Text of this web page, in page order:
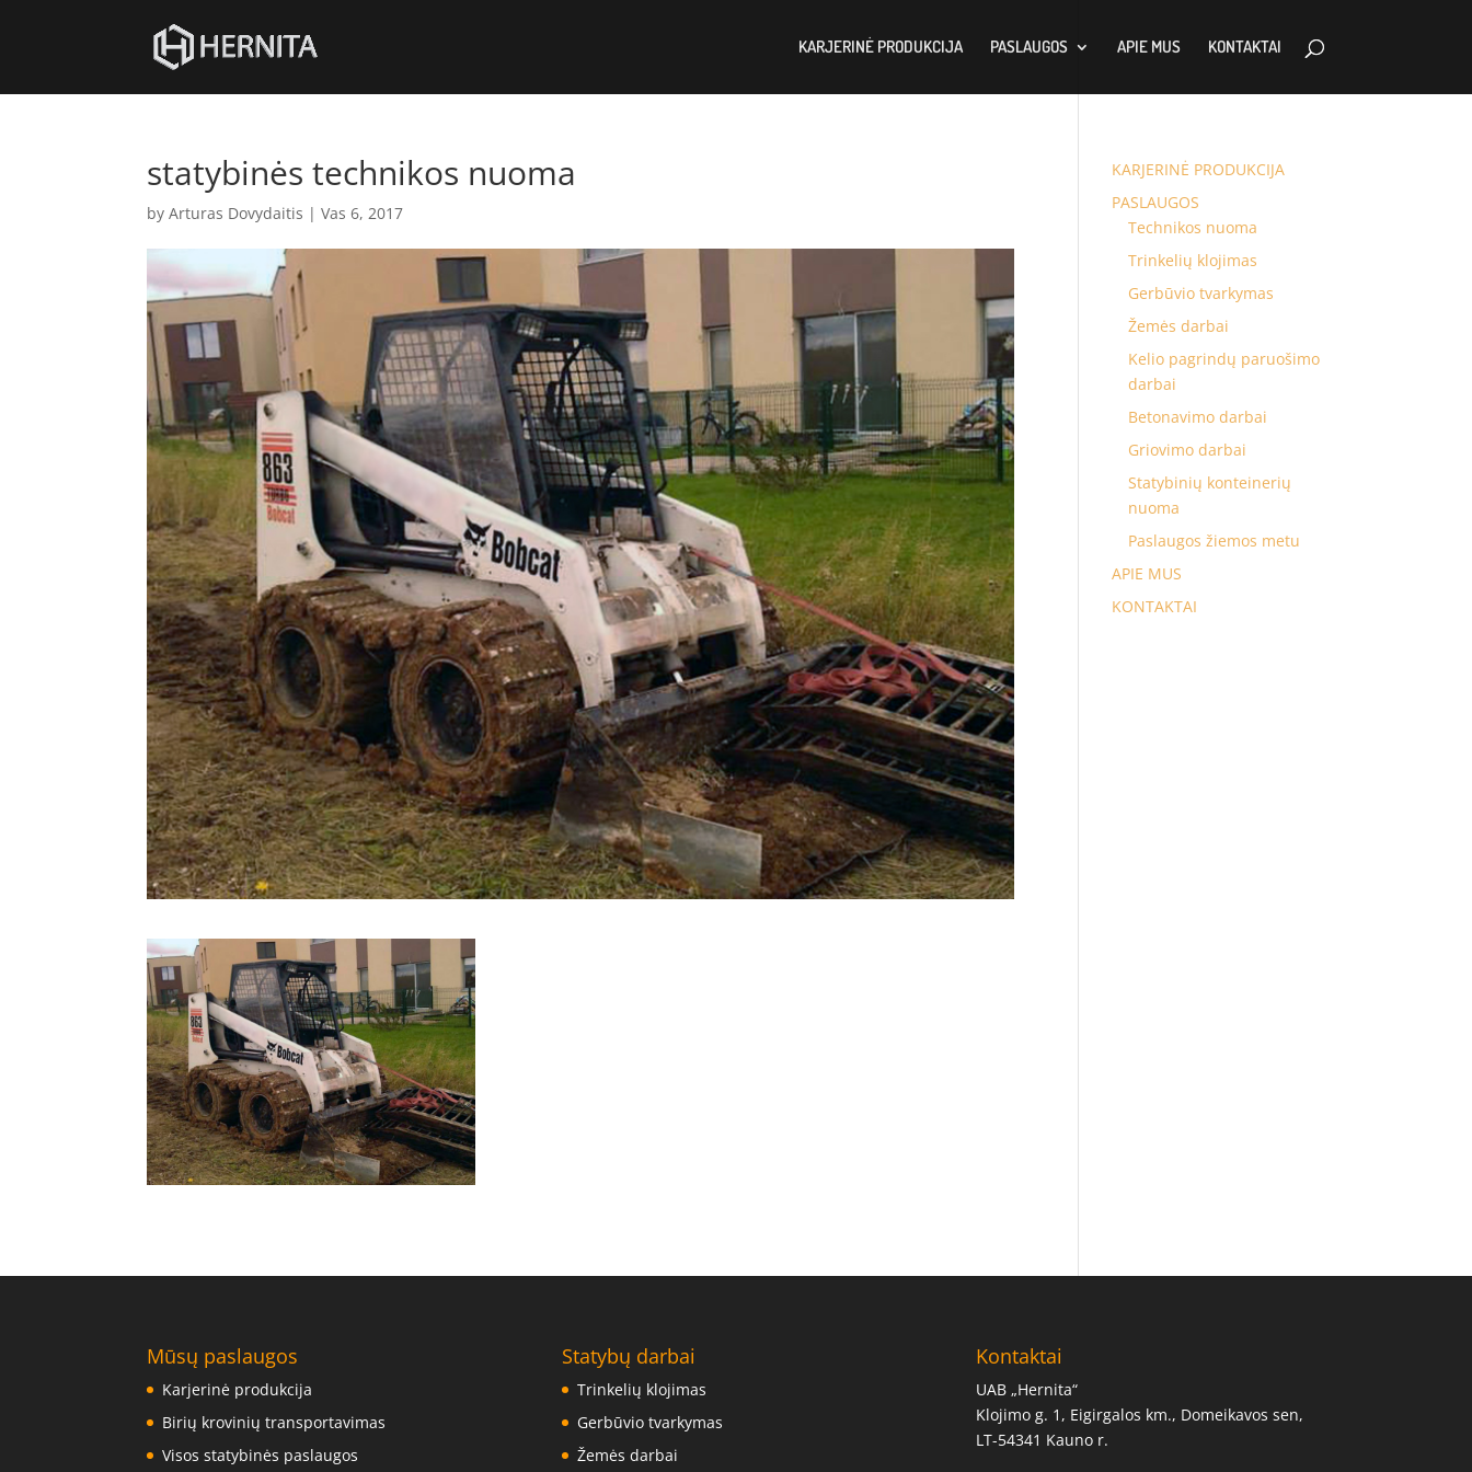
KARJERINĖ PRODUKCIJA PASLAUGOS APIE MUS KONTAKTAI
statybinės technikos nuoma
byArturas Dovydaitis |Vas 6, 2017
KARJERINĖ PRODUKCIJA
PASLAUGOS
Technikos nuoma
Trinkelių klojimas
Gerbūvio tvarkymas
Žemės darbai
Kelio pagrindų paruošimo
darbai
Betonavimo darbai
Griovimo darbai
Statybinių konteinerių
nuoma
Paslaugos žiemos metu
APIE MUS
KONTAKTAI
Mūsų paslaugos
Karjerinė produkcija
Birių krovinių transportavimas
Visos statybinės paslaugos
Statybų darbai
Trinkelių klojimas
Gerbūvio tvarkymas
Žemės darbai
Kontaktai
UAB „Hernita“
Klojimo g. 1, Eigirgalos km., Domeikavos sen,
LT-54341 Kauno r.